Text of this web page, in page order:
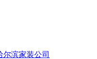
尔滨家装公司